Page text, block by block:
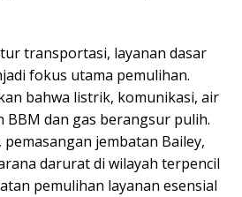
transportasi, layanan dasar
fokus utama pemulihan.
bahwa listrik, komunikasi, air
BBM dan gas berangsur pulih.
jembatan Bailey,
darurat di wilayah terpencil
pemulihan layanan esensial